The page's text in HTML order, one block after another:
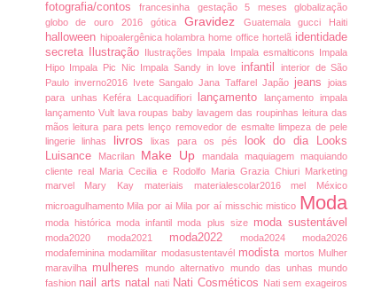
fotografia/contosfrancesinha gestação 5 mesesglobalização
globo de ouro 2016 gótica Gravidez Guatemalagucci Haiti
halloween hipoalergênicaholambrahome officehortelã identidade
secreta
Ilustração Ilustrações Impala Impala esmalticons Impala
Hipo Impala Pic Nic Impala Sandy in love infantil interior de São
Paulo inverno2016 Ivete SangaloJana TaffarelJapão jeansjoias
para unhas Keféra Lacquadifiori lançamentolançamento impala
lançamento Vult lava roupas babylavagem das roupinhasleitura das
mãosleitura para petslenço removedor de esmaltelimpeza de pele
lingerielinhas livroslixas para os pés look do dia
Looks
Luisance
Macrilan Make Upmandalamaquiagemmaquiando
cliente real Maria Cecilia e Rodolfo Maria Grazia Chiuri Marketing
marvel Mary Kay materiais materialescolar2016mel México
microagulhamento Mila por ai Mila por aí misschicmistico Moda
moda histórica moda infantilmoda plus size moda sustentável
moda2020 moda2021 moda2022moda2024moda2026
modafemininamodamilitar modasustentavél modista mortos Mulher
maravilha mulheresmundo alternativo mundo das unhasmundo
fashion nail arts natal nati Nati Cosméticos Nati sem exageiros